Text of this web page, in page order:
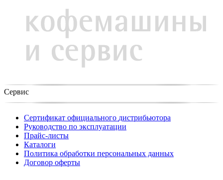
Сервис
Сертификат официального дистрибьютора
Руководство по эксплуатации
Прайс-листы
Каталоги
Политика обработки персональных данных
Договор оферты